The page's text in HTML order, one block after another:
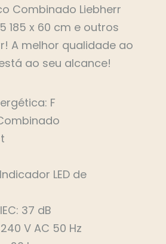
Combinado Liebherr
185 x 60 cm e outros
A melhor qualidade ao
ao seu alcance!
F
LED de
37 dB
V AC 50 Hz